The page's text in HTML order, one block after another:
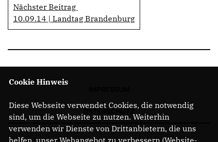
Nächster Beitrag
10.09.14 | Landtag Brandenburg
Cookie Hinweis
Diese Webseite verwendet Cookies, die notwendig
sind, um die Webseite zu nutzen. Weiterhin
verwenden wir Dienste von Drittanbietern, die uns
helfen, unser Webangebot zu verbessern (Website-